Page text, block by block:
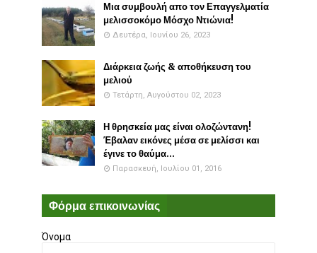
Μια συμβουλή απο τον Επαγγελματία
μελισσοκόμο Μόσχο Ντιώνια!
Δευτέρα, Ιουνίου 26, 2023
Διάρκεια ζωής & αποθήκευση του
μελιού
Τετάρτη, Αυγούστου 02, 2023
Η θρησκεία μας είναι ολοζώντανη!
Έβαλαν εικόνες μέσα σε μελίσσι και
έγινε το θαύμα...
Παρασκευή, Ιουλίου 01, 2016
Φόρμα επικοινωνίας
Όνομα